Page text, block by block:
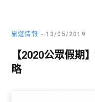
旅遊情報 13/05/2019
【2020公眾假期
略